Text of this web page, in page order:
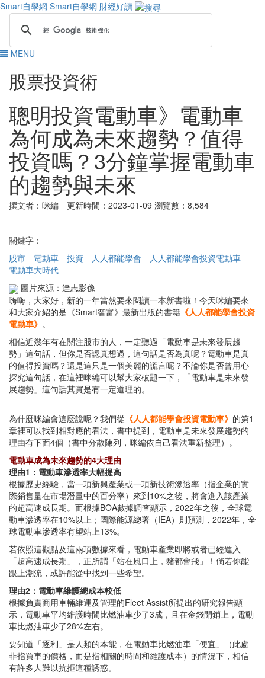
Smart自學網 Smart自學網 財經好讀
MENU
股票投資術
聰明投資電動車》電動車
為何成為未來趨勢？值得
投資嗎？3分鐘掌握電動車
的趨勢與未來
撰文者：咪編 更新時間：2023-01-09 瀏覽數：8,584
關鍵字：
股市
電動車 投資 人人都能學會
人人都能學會投資電動車
電動車大時代
圖片來源：達志影像
嗨嗨，大家好，新的一年當然要來閱讀一本新書啦！今天咪編要來
和大家介紹的是《Smart智富》最新出版的書籍 《人人都能學會投資
電動車》 。
相信近幾年有在關注股市的人，一定聽過「電動車是未來發展趨
勢」這句話，但你是否認真想過，這句話是否為真呢？電動車是真
的值得投資嗎？還是這只是一個美麗的謊言呢？不論你是否曾用心
探究這句話，在這裡咪編可以幫大家破題一下，「電動車是未來發
展趨勢」這句話其實是有一定道理的。
為什麼咪編會這麼說呢？我們從 《人人都能學會投資電動車》 的第1
章裡可以找到相對應的看法，書中提到，電動車是未來發展趨勢的
理由有下面4個（書中分散陳列，咪編依自己看法重新整理）。
電動車成為未來趨勢的4大理由
理由1：電動車滲透率大幅提高
根據歷史經驗，當一項新興產業或一項新技術滲透率（指企業的實
際銷售量在市場潛量中的百分率）來到10%之後，將會進入該產業
的超高速成長期。而根據BOA數據調查顯示，2022年之後，全球電
動車滲透率在10%以上；國際能源總署（IEA）則預測，2022年，全
球電動車滲透率有望站上13%。
若依照這觀點及這兩項數據來看，電動車產業即將或者已經進入
「超高速成長期」，正所謂「站在風口上，豬都會飛」！倘若你能
跟上潮流，或許能從中找到一些希望。
理由2：電動車維護總成本較低
根據負責商用車輛維運及管理的Fleet Assist所提出的研究報告顯
示，電動車平均維護時間比燃油車少了3成，且在金錢開銷上，電動
車比燃油車少了28%左右。
要知道「逐利」是人類的本能，在電動車比燃油車「便宜」（此處
非指買車的價格，而是指相關的時間和維護成本）的情況下，相信
有許多人難以抗拒這種誘惑。